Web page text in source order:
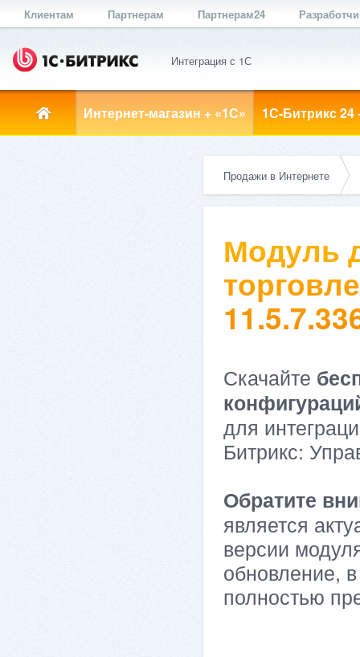
Клиентам Партнерам Партнерам24
Интеграция с 1С
Интернет-магазин + «1С» 1С-Битрикс 24
Продажи в Интернете
Модуль
Скачайте
для
Битрикс:
Обратите
является
версии
обновление,
полностью